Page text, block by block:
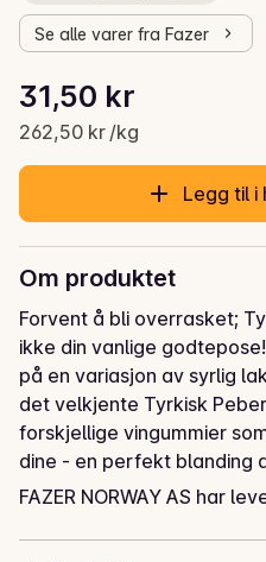
Se alle varer fra Fazer
Gjeldende pris er: 31,50 kr
31,50 kr
262,50 kr /kg
Stykkpris: 262,50 kr /kg
Legg til i
Om produktet
Forvent å bli overrasket;
ikke din vanlige
på en variasjon av syrlig
det velkjente Tyrkisk
forskjellige vingummier
dine - en perfekt blanding
med naturlige farger og
FAZER NORWAY AS har